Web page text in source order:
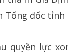
Tổng đốc tỉnh
quyền lực